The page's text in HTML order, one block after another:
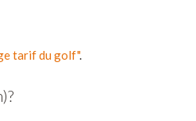
tarif du golf".